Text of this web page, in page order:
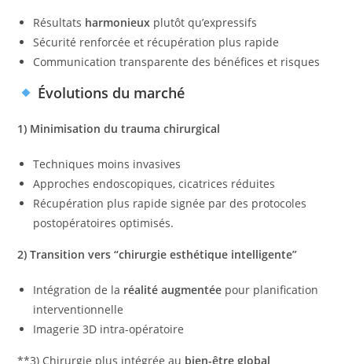
Résultats harmonieux plutôt qu’expressifs
Sécurité renforcée et récupération plus rapide
Communication transparente des bénéfices et risques
Évolutions du marché
1) Minimisation du trauma chirurgical
Techniques moins invasives
Approches endoscopiques, cicatrices réduites
Récupération plus rapide signée par des protocoles
postopératoires optimisés.
2) Transition vers “chirurgie esthétique intelligente”
Intégration de la réalité augmentée pour planification
interventionnelle
Imagerie 3D intra-opératoire
**3) Chirurgie plus intégrée au bien-être global